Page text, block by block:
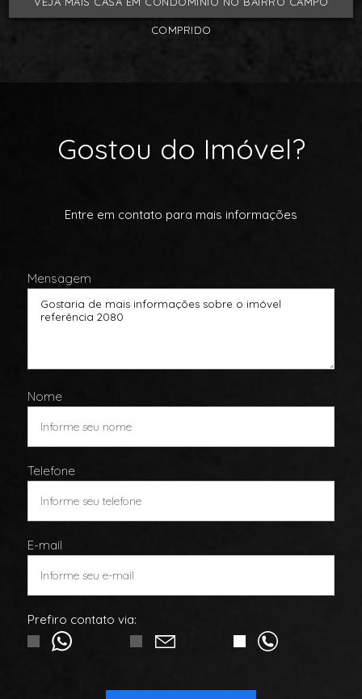
COMPRIDO
Gostou do Imóvel?
Entre em contato para mais informações
Mensagem
Nome
Telefone
E-mail
Prefiro contato via: